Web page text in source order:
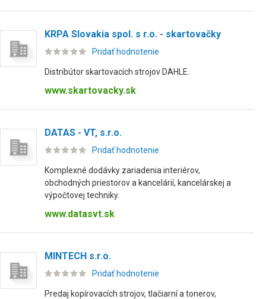
KRPA Slovakia spol. s r.o. - skartovačky
Pridať hodnotenie
Distribútor skartovacích strojov DAHLE.
www.skartovacky.sk
DATAS - VT, s.r.o.
Pridať hodnotenie
Komplexné dodávky zariadenia interiérov,
obchodných priestorov a kancelárií, kancelárskej a
výpočtovej techniky.
www.datasvt.sk
MINTECH s.r.o.
Pridať hodnotenie
Predaj kopírovacích strojov, tlačiarní a tonerov,